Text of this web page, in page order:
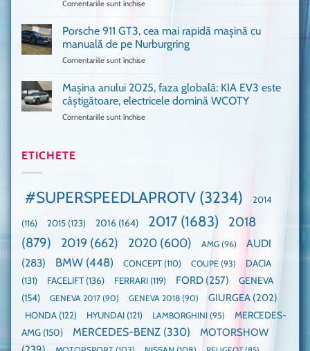
în
UK,
nevoie
de
Comentariile sunt închise
VANS!
Am
pus
umărul
cu
mai
mare
paradă
de
dube
Porsche 911 GT3, cea mai rapidă mașină cu
manuală de pe Nurburgring
Comentariile sunt închise
911
GT3,
cea
pe
Nurburgring
Mașina anului 2025, faza globală: KIA EV3 este
câștigătoare, electricele domină WCOTY
Comentariile sunt închise
EV3
câștigătoare,
domină
WCOTY
ETICHETE
#SUPERSPEEDLAPROTV (3234) 2014
(116) 2015 (123) 2016 (164) 2017 (1683)
2018
(879)
2019 (662) 2020 (600) AMG (96)
AUDI
(283)
BMW (448) CONCEPT (110) COUPE (93)
DACIA
(131)
FACELIFT (136) FERRARI (119) FORD (257)
GENEVA
(154)
GENEVA 2017 (90) GENEVA 2018 (90) GIURGEA (202)
HONDA (122) HYUNDAI (121) LAMBORGHINI (95)
MERCEDES-
AMG (150) MERCEDES-BENZ (330)
MOTORSHOW